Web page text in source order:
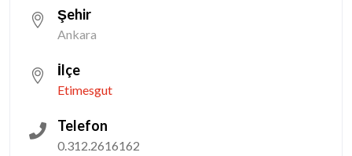
Şehir
Ankara
İlçe
Etimesgut
Telefon
0.312.2616162